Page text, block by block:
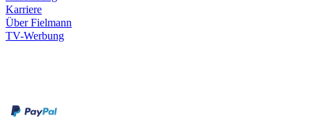
Karriere
Über Fielmann
TV-Werbung